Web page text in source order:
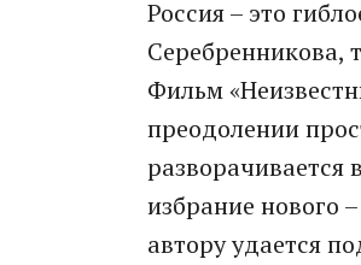
Россия – это
Серебренникова,
Фильм
преодолении
разворачивается
избрание нового
автору удается